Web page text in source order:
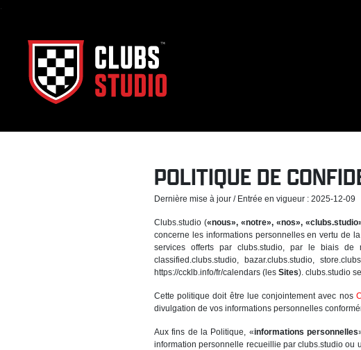
.
POLITIQUE DE
Dernière mise à jour / Entrée en vigueur : 2025-12-09
Clubs.studio («nous», «notre», «nos»,
concerne les informations personnelles en vertu de
services offerts par clubs.studio, par le biais de
classified.clubs.studio, bazar.clubs.studio,
https://ccklb.info/fr/calendars (les Sites). clubs.studio
Cette politique doit être lue conjointement avec nos
divulgation de vos informations personnelles
Aux fins de la Politique, «informations personnelles
information personnelle recueillie par clubs.studio ou